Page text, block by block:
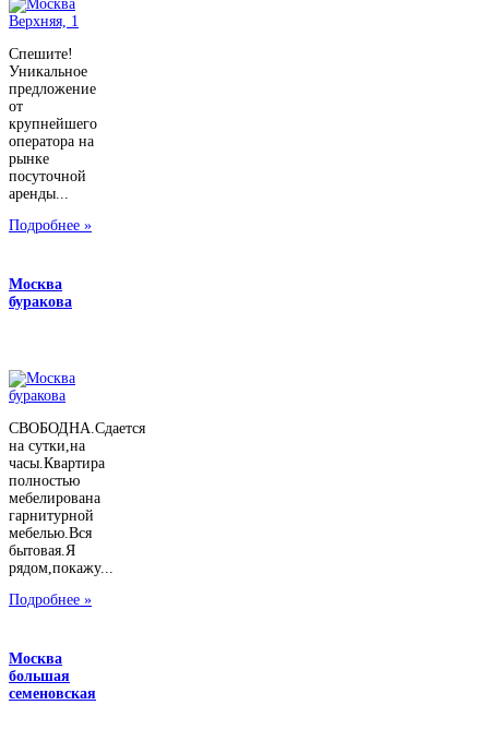
Спешите!
Уникальное
предложение
от
крупнейшего
оператора на
рынке
посуточной
аренды...
Подробнее »
Москва
буракова
СВОБОДНА.Сдается
на сутки,на
часы.Квартира
полностью
мебелирована
гарнитурной
мебелью.Вся
бытовая.Я
рядом,покажу...
Подробнее »
Москва
большая
семеновская